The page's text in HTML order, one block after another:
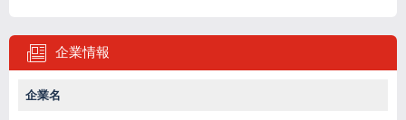
企業情報
企業名